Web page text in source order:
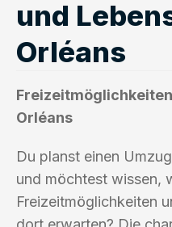
und
Orléans
Orléans
Du planst einen
und möchtest wissen,
Freizeitmöglichkeiten